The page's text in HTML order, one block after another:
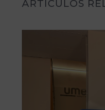
ARTÍCULOS